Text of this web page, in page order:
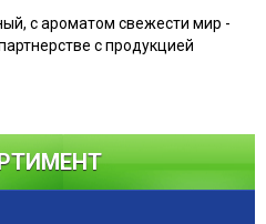
с ароматом свежести мир -
с продукцией